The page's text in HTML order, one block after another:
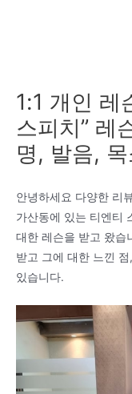
1:1 개인 레
스피치” 레
명, 발음,
안녕하세요 다양한 리
가산동에 있는 티엔티
대한 레슨을 받고 왔습
받고 그에 대한 느낀
있습니다.